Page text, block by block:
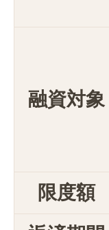
融資対象
限度額